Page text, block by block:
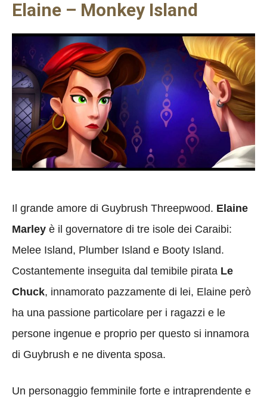
Elaine – Monkey Island
Il grande amore di Guybrush Threepwood. Elaine
Marley è il governatore di tre isole dei Caraibi:
Melee Island, Plumber Island e Booty Island.
Costantemente inseguita dal temibile pirata Le
Chuck, innamorato pazzamente di lei, Elaine però
ha una passione particolare per i ragazzi e le
persone ingenue e proprio per questo si innamora
di Guybrush e ne diventa sposa.
Un personaggio femminile forte e intraprendente e